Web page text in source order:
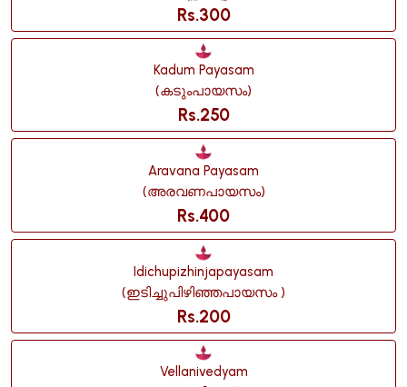
Rs.300
Kadum Payasam
(കടുംപായസം)
Rs.250
Aravana Payasam
(അരവണപായസം)
Rs.400
Idichupizhinjapayasam
(ഇടിച്ചുപിഴിഞ്ഞപായസം )
Rs.200
Vellanivedyam